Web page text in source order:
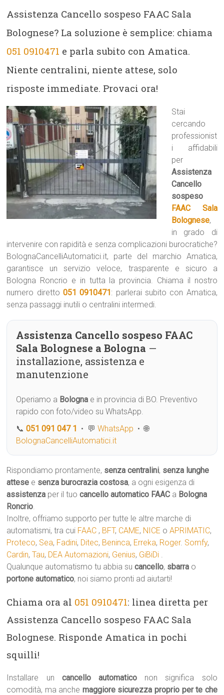
Assistenza Cancello sospeso FAAC Sala
Bolognese? La soluzione è semplice: chiama
051 0910471 e parla subito con Amatica.
Niente centralini, niente attese, solo
risposte immediate. Provaci ora!
Stai
cercando
professionist
i affidabili
per
Assistenza
Cancello
sospeso
FAAC Sala
Bolognese,
in grado di
intervenire con rapidità e senza complicazioni burocratiche?
BolognaCancelliAutomatici.it, parte del marchio Amatica,
garantisce un servizio veloce, trasparente e sicuro a
Bologna Roncrio e in tutta la provincia. Chiama il nostro
numero diretto051 0910471: parlerai subito con Amatica,
senza passaggi inutili o centralini intermedi.
Assistenza Cancello sospeso FAAC
Sala Bolognese a Bologna —
installazione, assistenza e
manutenzione
Operiamo a Bologna e in provincia di BO. Preventivo
rapido con foto/video su WhatsApp.
📞051 091 047 1 • 💬WhatsApp • 🌐
BolognaCancelliAutomatici.it
Rispondiamo prontamente, senza centralini, senza lunghe
attese e senza burocrazia costosa, a ogni esigenza di
assistenza per il tuocancello automatico FAAC a Bologna
Roncrio.
Inoltre, offriamo supporto per tutte le altre marche di
automatismi, tra cui FAAC , BFT, CAME, NICE oAPRIMATIC,
Proteco, Sea, Fadini, Ditec, Beninca, Erreka, Roger. Somfy,
Cardin,Tau, DEA Automazioni, Genius, GiBiDi .
Qualunque automatismo tu abbia sucancello, sbarra o
portone automatico, noi siamo pronti ad aiutarti!
Chiama ora al 051 0910471: linea diretta per
Assistenza Cancello sospeso FAAC Sala
Bolognese. Risponde Amatica in pochi
squilli!
Installare un cancello automatico non significa solo
comodità, ma anche maggiore sicurezza proprio per te che